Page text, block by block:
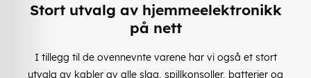
Stort utvalg av hjemmeelektronikk
på nett
I tillegg til de ovennevnte varene har vi også et stort
utvalg av kabler av alle slag, spillkonsoller, batterier og